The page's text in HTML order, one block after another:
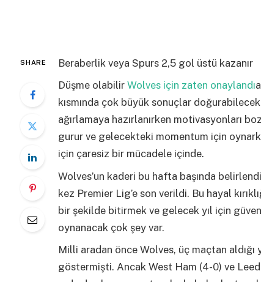
SHARE
Beraberlik veya Spurs 2,5 gol üstü kazanır
Düşme olabilir Wolves için zaten onaylandı
kısmında çok büyük sonuçlar
ağırlamaya hazırlanırken motivasyonları
gurur ve gelecekteki momentum için
için çaresiz bir mücadele içinde.
Wolves’un kaderi bu hafta başında
kez Premier Lig’e son verildi. Bu hayal
bir şekilde bitirmek ve gelecek yıl için
oynanacak çok şey var.
Milli aradan önce Wolves, üç maçtan
göstermişti. Ancak West Ham (4-0) ve